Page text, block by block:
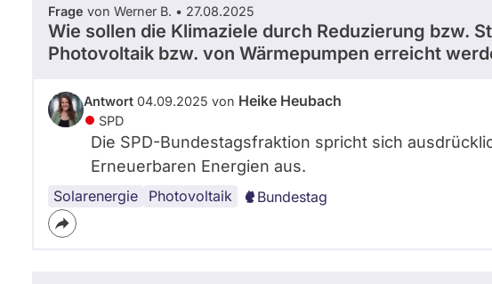
Frage von Werner B. • 27.08.2025
Wie sollen die Klimaziele durch Reduzierung bzw.
Photovoltaik bzw. von Wärmepumpen erreicht
Antwort 04.09.2025 von Heike Heubach
SPD
Die SPD-Bundestagsfraktion spricht sich
Erneuerbaren Energien aus.
Solarenergie Photovoltaik Bundestag